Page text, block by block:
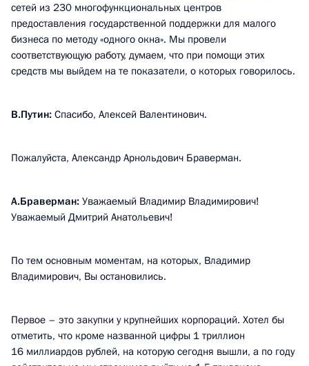
сетей из 230 многофункциональных центров
предоставления государственной поддержки для малого
бизнеса по методу «одного окна». Мы провели
соответствующую работу, думаем, что при помощи этих
средств мы выйдем на те показатели, о которых говорилось.
В.Путин: Спасибо, Алексей Валентинович.
Пожалуйста, Александр Арнольдович Браверман.
А.Браверман: Уважаемый Владимир Владимирович!
Уважаемый Дмитрий Анатольевич!
По тем основным моментам, на которых, Владимир
Владимирович, Вы остановились.
Первое – это закупки у крупнейших корпораций. Хотел бы
отметить, что кроме названной цифры 1 триллион
16 миллиардов рублей, на которую сегодня вышли, а по году